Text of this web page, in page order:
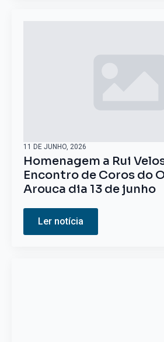
Homenagem a Rui
Encontro de Coros do
Arouca dia 13 de junho
11 DE JUNHO, 2026
Ler notícia